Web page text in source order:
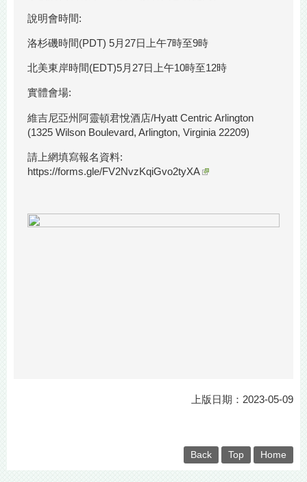
說明會時間:
洛杉磯時間(PDT) 5月27日上午7時至9時
北美東岸時間(EDT)5月27日上午10時至12時
實體會場:
維吉尼亞州阿靈頓君悅酒店/Hyatt Centric Arlington
(1325 Wilson Boulevard, Arlington, Virginia 22209)
請上網填寫報名資料:
https://forms.gle/FV2NvzKqiGvo2tyXA
上版日期：2023-05-09
Back Top Home